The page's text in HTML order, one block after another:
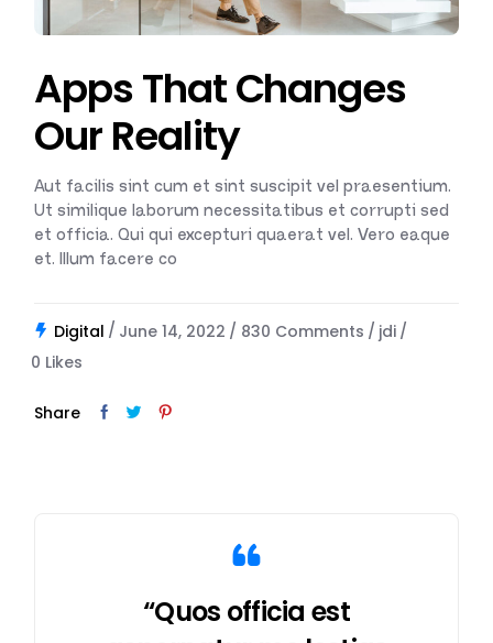
Apps That Changes
Our Reality
Aut facilis sint cum et sint suscipit vel praesentium.
Ut similique laborum necessitatibus et corrupti sed
et officia. Qui qui excepturi quaerat vel. Vero eaque
et. Illum facere co
Digital June 14, 2022 830 Comments
jdi
0 Likes
Share
“Quos officia est